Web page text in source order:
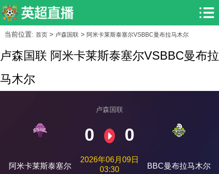
当前位置: 首页> 卢森国联> 阿米卡莱斯泰塞尔VSBBC曼布拉马木尔
卢森国联 阿米卡莱斯泰塞尔VSBBC曼布拉
马木尔
阿米卡莱斯泰塞尔
卢森国联
0 0
2026年06月09日
03:30
BBC曼布拉马木尔